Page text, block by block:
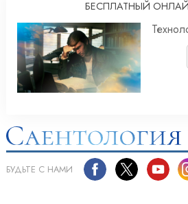
БЕСПЛАТНЫЙ
БУДЬТЕ С НАМИ